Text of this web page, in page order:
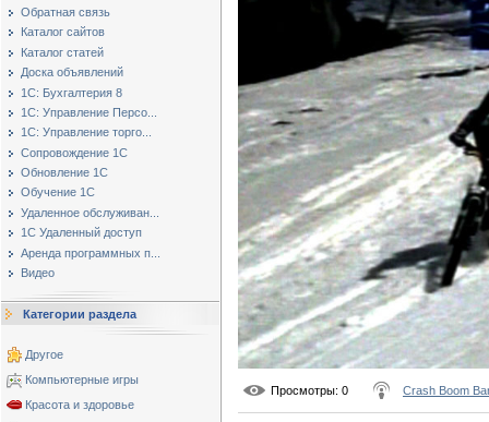
Обратная связь
Каталог сайтов
Каталог статей
Доска объявлений
1С: Бухгалтерия 8
1С: Управление Персо...
1С: Управление торго...
Сопровождение 1С
Обновление 1С
Обучение 1С
Удаленное обслуживан...
1С Удаленный доступ
Аренда программных п...
Видео
Категории раздела
Другое
Компьютерные игры
Красота и здоровье
Просмотры: 0 Crash Boom